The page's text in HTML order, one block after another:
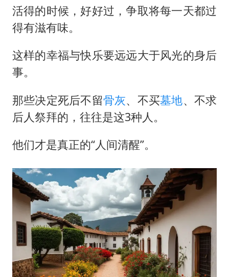
活得的时候，好好过，争取将每一天都过
得有滋有味。
这样的幸福与快乐要远远大于风光的身后
事。
那些决定死后不留骨灰、不买墓地、不求
后人祭拜的，往往是这3种人。
他们才是真正的“人间清醒”。